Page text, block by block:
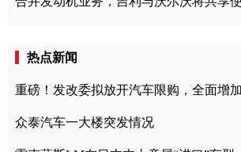
热点新闻
重磅！发改委拟放开汽车限购，全面增
众泰汽车一大楼突发情况